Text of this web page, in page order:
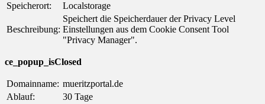
Speicherort:
Localstorage
Beschreibung:
Speichert die Speicherdauer der Privacy Level
Einstellungen aus dem Cookie Consent Tool
"Privacy Manager".
ce_popup_isClosed
Domainname: mueritzportal.de
Ablauf:
30 Tage